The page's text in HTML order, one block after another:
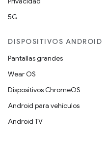
5G
DISPOSITIVOS ANDROID
Pantallas grandes
Wear OS
Dispositivos ChromeOS
Android para vehículos
Android TV